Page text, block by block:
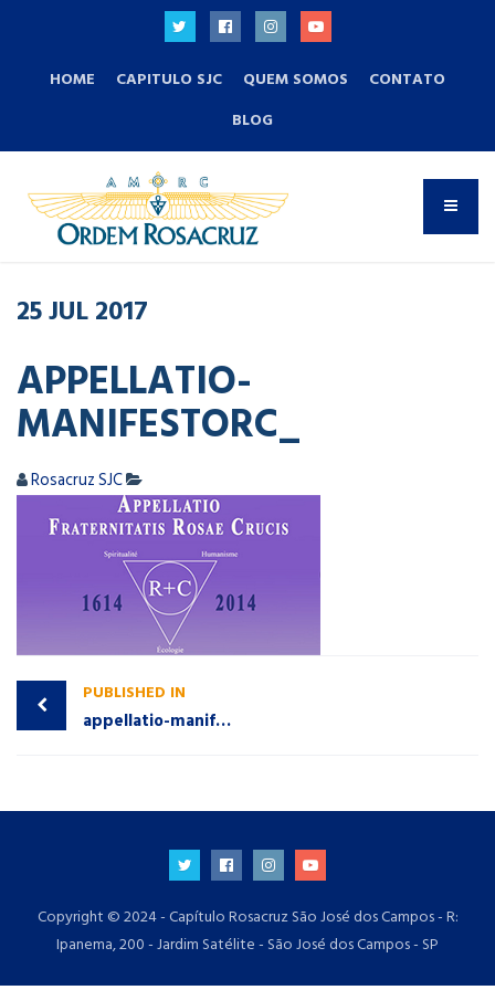
HOME CAPITULO SJC QUEM SOMOS
CONTATO
BLOG
25JUL2017
APPELLATIO-
MANIFESTORC_
Rosacruz SJC
PUBLISHED IN
appellatio-manifestorc_
Copyright © 2024 - Capítulo Rosacruz São José dos Campos - R:
Ipanema, 200 - Jardim Satélite - São José dos Campos - SP